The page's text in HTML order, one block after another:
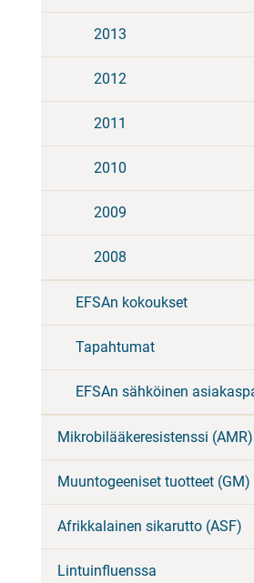
2013
2012
2011
2010
2009
2008
EFSAn kokoukset
Tapahtumat
EFSAn sähköinen
Mikrobilääkeresistenssi (AMR)
Muuntogeeniset tuotteet (GM)
Afrikkalainen sikarutto (ASF)
Lintuinfluenssa